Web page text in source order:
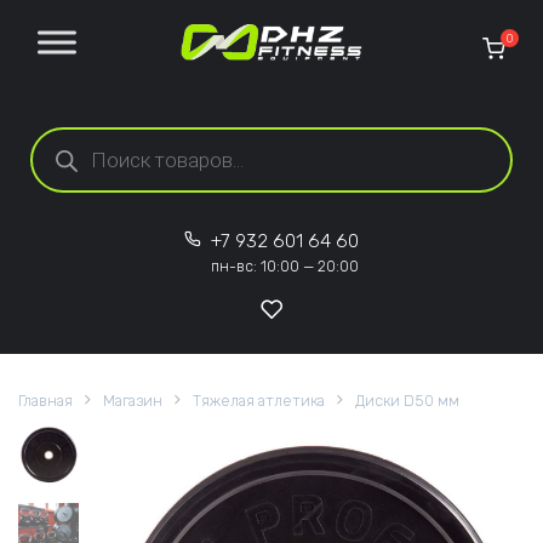
Поиск товаров
0
+7 932 601 64 60
пн-вс: 10:00 — 20:00
Главная Магазин Тяжелая атлетика Диски D50 мм